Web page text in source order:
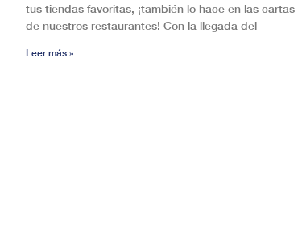
tus tiendas favoritas, ¡también lo hace en las cartas
de nuestros restaurantes! Con la llegada del
Leer más »